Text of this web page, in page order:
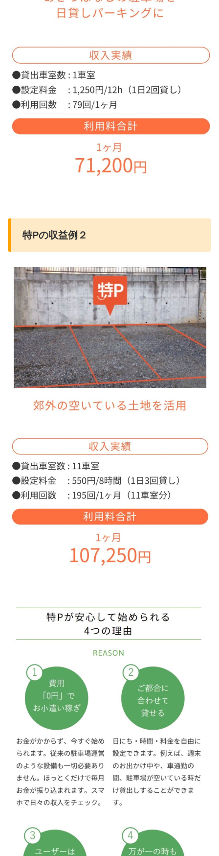
特Pの収益例２